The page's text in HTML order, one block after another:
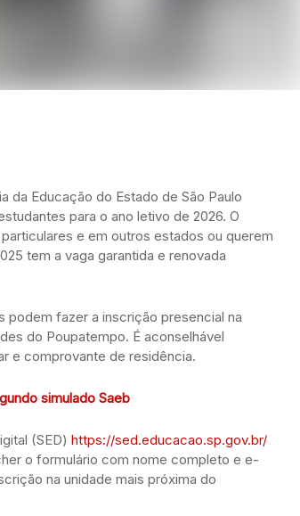
da Educação do Estado de São Paulo
para o ano letivo de 2026. O
e em outros estados ou querem
tem a vaga garantida e renovada
podem fazer a inscrição presencial na
do Poupatempo. É aconselhável
e comprovante de residência.
simulado Saeb
(SED) https://sed.educacao.sp.gov.br/
o formulário com nome completo e e-
na unidade mais próxima do